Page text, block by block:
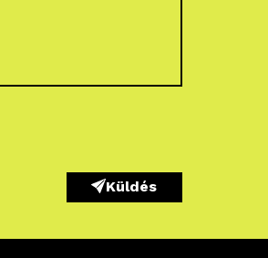
Küldés